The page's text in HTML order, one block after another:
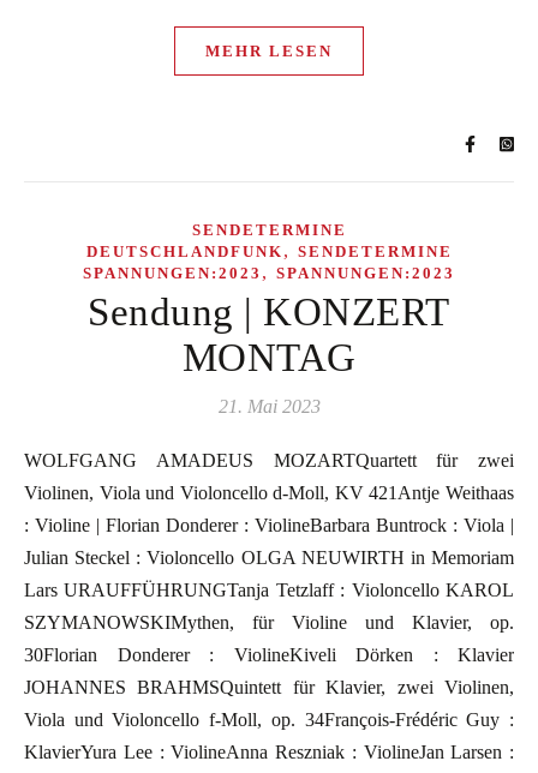
MEHR LESEN
SENDETERMINE
DEUTSCHLANDFUNK , SENDETERMINE
SPANNUNGEN:2023 , SPANNUNGEN:2023
Sendung | KONZERT
MONTAG
21. Mai 2023
WOLFGANG AMADEUS MOZARTQuartett für zwei
Violinen, Viola und Violoncello d-Moll, KV 421Antje Weithaas
: Violine | Florian Donderer : ViolineBarbara Buntrock : Viola |
Julian Steckel : Violoncello OLGA NEUWIRTH in Memoriam
Lars URAUFFÜHRUNGTanja Tetzlaff : Violoncello KAROL
SZYMANOWSKIMythen, für Violine und Klavier, op.
30Florian Donderer : ViolineKiveli Dörken : Klavier
JOHANNES BRAHMSQuintett für Klavier, zwei Violinen,
Viola und Violoncello f-Moll, op. 34François-Frédéric Guy :
KlavierYura Lee : ViolineAnna Reszniak : ViolineJan Larsen :